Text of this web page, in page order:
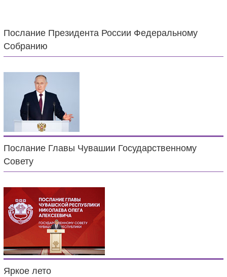
Послание Президента России Федеральному
Собранию
Послание Главы Чувашии Государственному
Совету
Яркое лето